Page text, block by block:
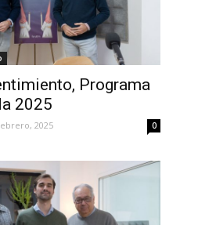
Programa
2025
2025 0